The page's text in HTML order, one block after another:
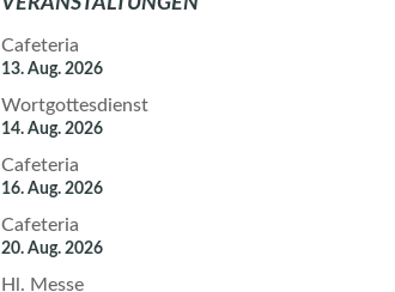
Cafeteria
13. Aug. 2026
Wortgottesdienst
14. Aug. 2026
Cafeteria
16. Aug. 2026
Cafeteria
20. Aug. 2026
Hl. Messe